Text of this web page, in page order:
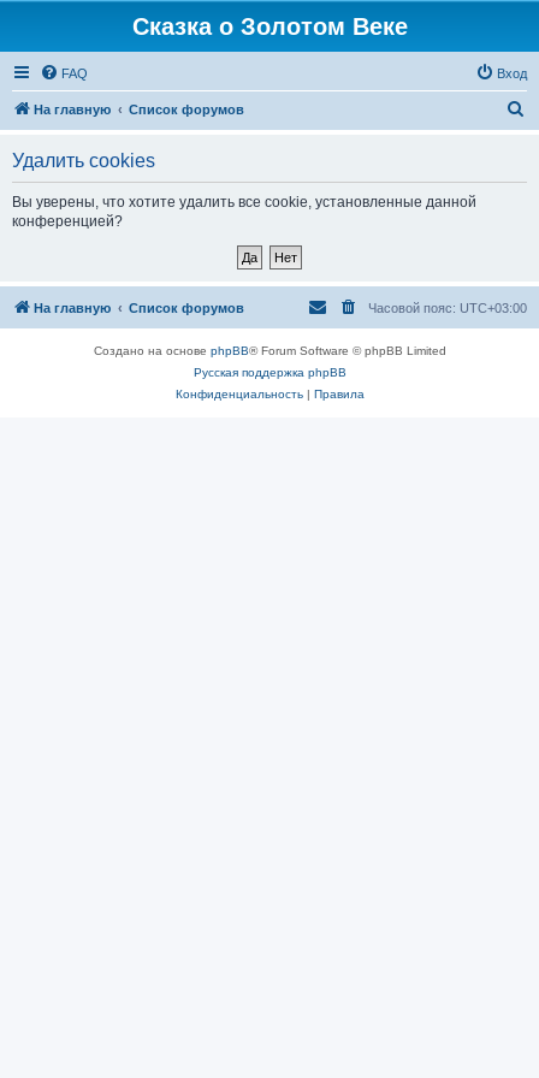
Сказка о Золотом Веке
FAQ Вход
На главную Список форумов
Удалить cookies
Вы уверены, что хотите удалить все cookie, установленные данной
конференцией?
На главную Список форумов Часовой пояс: UTC+03:00
Создано на основе phpBB® Forum Software © phpBB Limited
Русская поддержка phpBB
Конфиденциальность| Правила